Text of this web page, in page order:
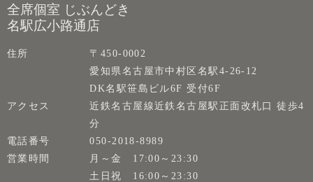
全席個室 じぶんどき
名駅広小路通店
住所
〒450-0002
愛知県名古屋市中村区名駅4-26-12
DK名駅笹島ビル6F 受付6F
アクセス
近鉄名古屋線近鉄名古屋駅正面改札口 徒歩4
分
電話番号
050-2018-8989
営業時間
月～金 17:00～23:30
土日祝 16:00～23:30